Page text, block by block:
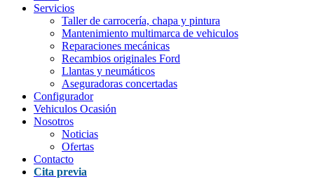
Servicios
Taller de carrocería, chapa y pintura
Mantenimiento multimarca de vehiculos
Reparaciones mecánicas
Recambios originales Ford
Llantas y neumáticos
Aseguradoras concertadas
Configurador
Vehiculos Ocasión
Nosotros
Noticias
Ofertas
Contacto
Cita previa